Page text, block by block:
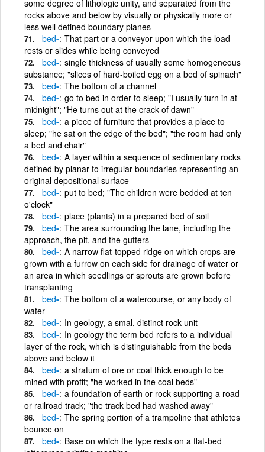
some degree of lithologic unity, and separated from the
rocks above and below by visually or physically more or
less well defined boundary planes
bed- That part or a conveyor upon which the load
rests or slides while being conveyed
bed- single thickness of usually some homogeneous
substance; "slices of hard-boiled egg on a bed of spinach"
bed- The bottom of a channel
bed- go to bed in order to sleep; "I usually turn in at
midnight"; "He turns out at the crack of dawn"
bed- a piece of furniture that provides a place to
sleep; "he sat on the edge of the bed"; "the room had only
a bed and chair"
bed- A layer within a sequence of sedimentary rocks
defined by planar to irregular boundaries representing an
original depositional surface
bed- put to bed; "The children were bedded at ten
o'clock"
bed- place (plants) in a prepared bed of soil
bed- The area surrounding the lane, including the
approach, the pit, and the gutters
bed- A narrow flat-topped ridge on which crops are
grown with a furrow on each side for drainage of water or
an area in which seedlings or sprouts are grown before
transplanting
bed- The bottom of a watercourse, or any body of
water
bed- In geology, a smal, distinct rock unit
bed- In geology the term bed refers to a individual
layer of the rock, which is distinguishable from the beds
above and below it
bed- a stratum of ore or coal thick enough to be
mined with profit; "he worked in the coal beds"
bed- a foundation of earth or rock supporting a road
or railroad track; "the track bed had washed away"
bed- The spring portion of a trampoline that athletes
bounce on
bed- Base on which the type rests on a flat-bed